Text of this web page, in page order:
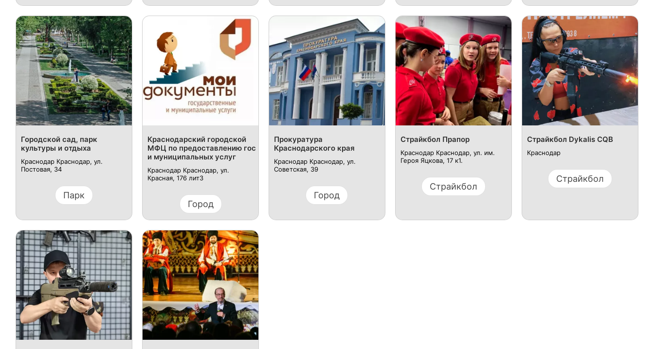
Городской сад, парк
культуры и отдыха
Краснодар Краснодар, ул.
Постовая, 34
Парк
Краснодарский городской
МФЦ по предоставлению гос
и муниципальных услуг
Краснодар Краснодар, ул.
Красная, 176 лит3
Город
Прокуратура
Краснодарского края
Краснодар Краснодар, ул.
Советская, 39
Город
Страйкбол Прапор
Краснодар Краснодар, ул. им.
Героя Яцкова, 17 к1.
Страйкбол
Страйкбол Dykalis CQB
Краснодар
Страйкбол